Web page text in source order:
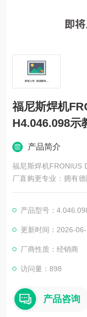
福尼斯焊机
H4.046.098示
产品简介
福尼斯焊机FRONIUS
厂直购更专业：拥有
服人员组成的原厂直
一次订购的、货物都能
产品型号：
更新时间：2026-
厂商性质：经销商
访问量：898
产品咨询